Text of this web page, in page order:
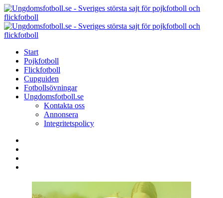
Menu
Search
Menu
Start
Pojkfotboll
Flickfotboll
Cupguiden
Fotbollsövningar
Ungdomsfotboll.se
Kontakta oss
Annonsera
Integritetspolicy